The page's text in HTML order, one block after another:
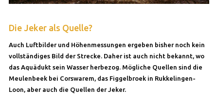
Die Jeker als Quelle?
Auch Luftbilder und Höhenmessungen ergeben bisher noch kein
vollständiges Bild der Strecke. Daher ist auch nicht bekannt, wo
das Aquädukt sein Wasser herbezog. Mögliche Quellen sind die
Meulenbeek bei Corswarem, das Figgelbroek in Rukkelingen-
Loon, aber auch die Quellen der Jeker.